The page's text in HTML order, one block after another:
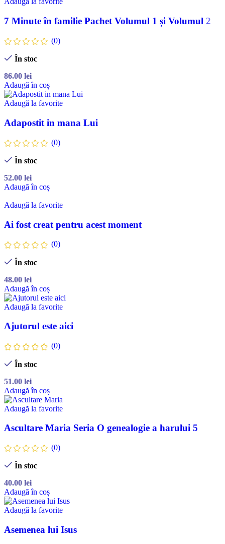
7 Minute în familie Pachet Volumul 1 și Volumul 2
(0)
În stoc
86.00 lei
Adaugă în coș
Adaugă la favorite
Adapostit in mana Lui
(0)
În stoc
52.00 lei
Adaugă în coș
Adaugă la favorite
Ai fost creat pentru acest moment
(0)
În stoc
48.00 lei
Adaugă în coș
Adaugă la favorite
Ajutorul este aici
(0)
În stoc
51.00 lei
Adaugă în coș
Adaugă la favorite
Ascultare Maria Seria O genealogie a harului 5
(0)
În stoc
40.00 lei
Adaugă în coș
Adaugă la favorite
Asemenea lui Isus